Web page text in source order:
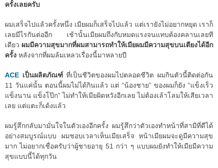
ครั้งเลยครับ
ผมเสร็จไปแล้วครั้งหนึ่ง เมียผมก็เสร็จไปแล้ว แต่เรายังไม่อยากหยุด เราก็
เลยมีไรกันต่ออีก เช้านั้นเมียผมถึงกับหมดแรงจนแทบต้องคลานเลยที
เดียว ผมมีความสุขมากที่ผมสามารถทำให้เมียผมมีความสุขบนเตียงได้อีก
ครั้ง หลังจากที่ผมล้มเหลวเรื่องนี้มาหลายปี
ACE เป็นผลิตภัณฑ์ที่เป็นชีวิตของผมไปตลอดชีวิต ผมกินตัวนี้ติดต่อกัน
11 วันแค่นั้น ตอนนี้ผมไม่ได้กินแล้ว แต่ “น้องชาย” ของผมก็ยัง “แข็งเร็ว
แข็งนาน แข็งโป๊ก” ไม่ทำให้เมียผิดหวังอีกเลย ไม่ต้องเล้าโลมให้เสียเวลา
เลย แต่แตะก็เด้งแล้ว
ผมรู้สึกกลับมามั่นใจในตัวเองอีกครั้ง ผมรู้สึกว่าตัวเองทำหน้าที่สามีที่ดีได้
อย่างสมบูรณ์แบบ ผมชอบเวลาเห็นเมียเสร็จ หน้าเมียผมจะดูมีความสุข
มาก ไม่อยากเชื่อครับว่าผู้ชายอายุ 51 กว่า ๆ แบบผมยังทำให้เมียมีความ
สุขแบบนี้ได้ทุกวัน